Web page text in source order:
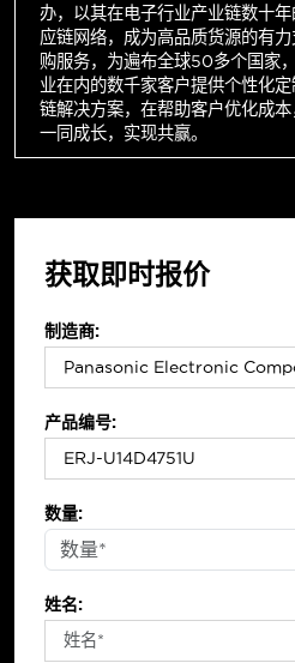
办，以其在电子行业产业链数十
应链网络，成为高品质货源的有
购服务，为遍布全球50多个国家
业在内的数千家客户提供个性化
链解决方案，在帮助客户优化成
一同成长，实现共赢。
获取即时报价
制造商:
产品编号:
数量:
姓名: